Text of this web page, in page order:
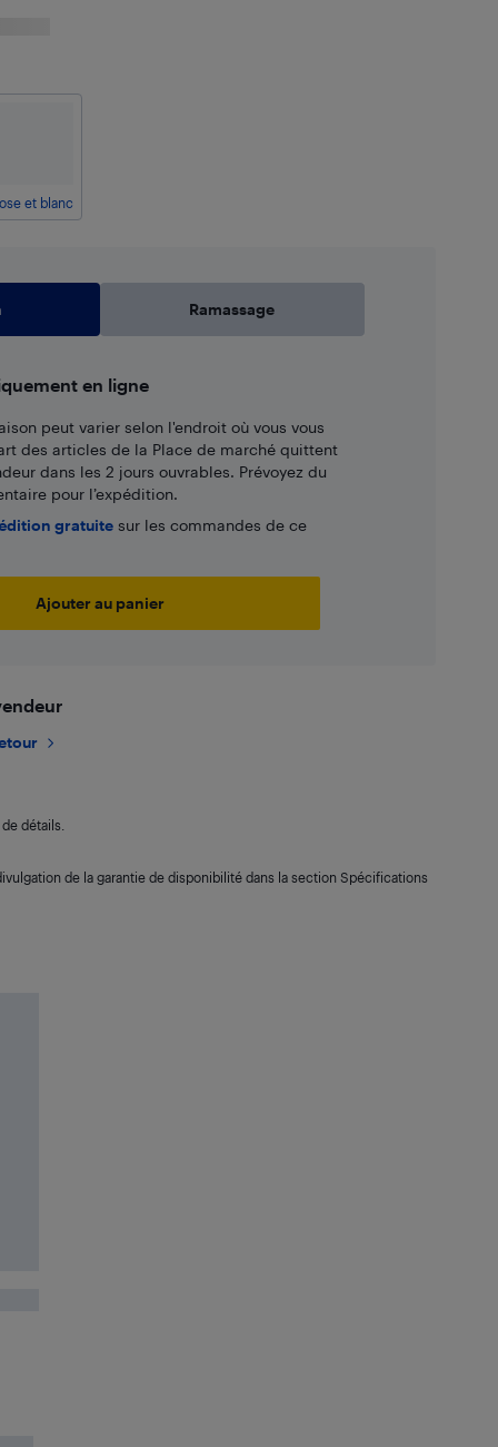
et blanc
Ramassage
en ligne
peut varier selon l'endroit où vous vous
des articles de la Place de marché quittent
dans les 2 jours ouvrables. Prévoyez du
pour l’expédition.
gratuitesur les commandes de ce
Ajouter au panier
détails.
de la garantie de disponibilité dans la section Spécifications